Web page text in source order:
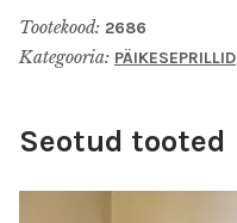
Tootekood: 2686
Kategooria: PÄIKESEPRILLID
Seotud tooted